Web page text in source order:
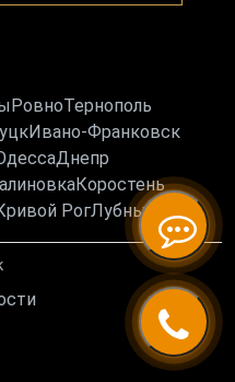
РовноТернополь
Ивано-Франковск
Днепр
Коростень
РогЛубны